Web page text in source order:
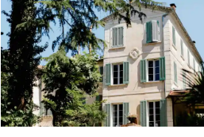
VIN
TOURISME,
PRODUCTEURS
TERROIR,
PROVENCE,
SALONS
INTERNATIONAUX,
TASTING
HORS
ZONE
DE
CONFORT,
CLUB
:
WINE
TASTING